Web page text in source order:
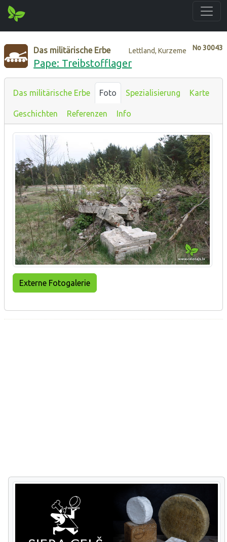
No30043
Das militärische Erbe Lettland, Kurzeme
Pape: Treibstofflager
Das militärische Erbe Foto Spezialisierung Karte
Geschichten Referenzen Info
Externe Fotogalerie